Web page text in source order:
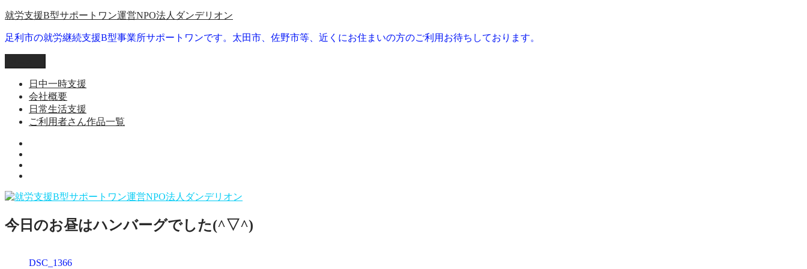
コ
テ
ン
就労支援B型サポートワン運営NPO法人ダンデリオン
足利市の就労継続支援B型事業所サポートワンです。太田市、佐野市等、近くにお住まいの方のご利用お待ちしております。
日中一時支援
会社概要
日常生活支援
ご利用者さん作品一覧
支
B
型
活
支
援
概
要
用
さ
品
今日のお昼はハンバーグでした(^▽^)
DSC_1366